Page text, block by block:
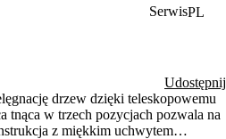
SerwisPL
Udostępnij
drzew dzięki teleskopowemu
tnąca w trzech pozycjach pozwala na
z miękkim uchwytem